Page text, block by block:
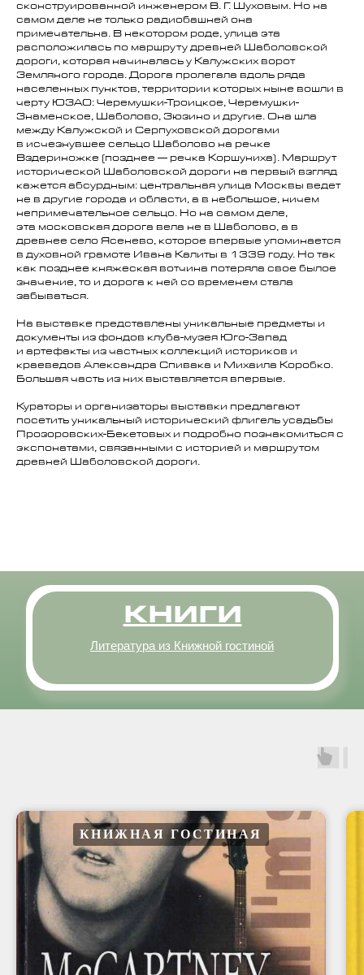
сконструированной инженером В. Г. Шуховым. Но на
самом деле не только радиобашней она
примечательна. В некотором роде, улица эта
расположилась по маршруту древней Шаболовской
дороги, которая начиналась у Калужских ворот
Земляного города. Дорога пролегала вдоль ряда
населенных пунктов, территории которых ныне вошли в
черту ЮЗАО: Черемушки-Троицкое, Черемушки-
Знаменское, Шаболово, Зюзино и другие. Она шла
между Калужской и Серпуховской дорогами
в исчезнувшее сельцо Шаболово на речке
Вздериножке (позднее — речка Коршуниха). Маршрут
исторической Шаболовской дороги на первый взгляд
кажется абсурдным: центральная улица Москвы ведет
не в другие города и области, а в небольшое, ничем
непримечательное сельцо. Но на самом деле,
эта московская дорога вела не в Шаболово, а в
древнее село Ясенево, которое впервые упоминается
в духовной грамоте Ивана Калиты в 1339 году. Но так
как позднее княжеская вотчина потеряла свое былое
значение, то и дорога к ней со временем стала
забываться.
На выставке представлены уникальные предметы и
документы из фондов клуба-музея Юго-Запад
и артефакты из частных коллекций историков и
краеведов Александра Спивака и Михаила Коробко.
Большая часть из них выставляется впервые.
Кураторы и организаторы выставки предлагают
посетить уникальный исторический флигель усадьбы
Прозоровских-Бекетовых и подробно познакомиться с
экспонатами, связанными с историей и маршрутом
древней Шаболовской дороги.
КНИГИ
Литература из Книжной гостиной
КНИЖНАЯ ГОСТИНАЯ